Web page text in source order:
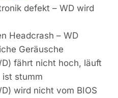
defekt – WD wird
Headcrash – WD
Geräusche
fährt nicht hoch, läuft
ist stumm
wird nicht vom BIOS